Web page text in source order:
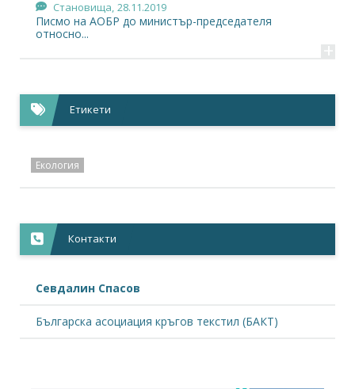
Становища, 28.11.2019
Писмо на АОБР до министър-председателя
относно...
+
Етикети
Екология
Контакти
Севдалин Спасов
Българска асоциация кръгов текстил (БАКТ)